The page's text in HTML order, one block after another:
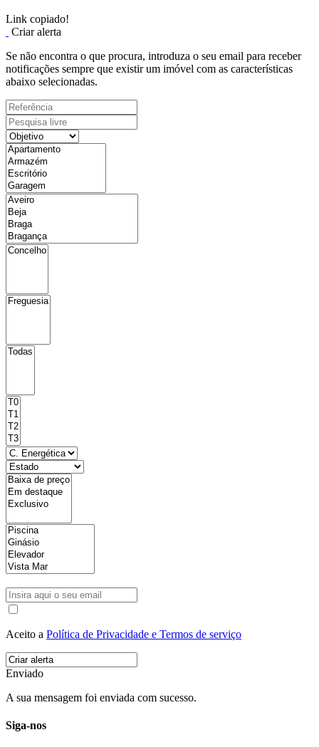
Link copiado!
Criar alerta
Se não encontra o que procura, introduza o seu email para receber
notificações sempre que existir um imóvel com as características
abaixo selecionadas.
Aceito a Política de Privacidade e Termos de serviço
Enviado
A sua mensagem foi enviada com sucesso.
Siga-nos